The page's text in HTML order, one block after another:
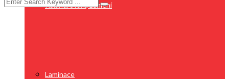
Kalandrování, žehlení
Laminace